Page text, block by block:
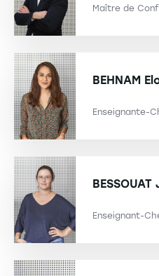
Maître de
BEHNAM
Enseignante-
BESSOUAT
Enseignant-